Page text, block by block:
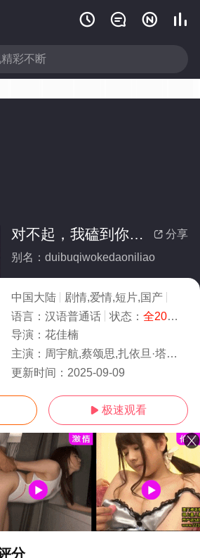
   
 分享
对不起，我磕到你了(全集)
别名：duibuqiwokedaoniliao
中国大陆 剧情,爱情,短片,国产
语言： 汉语普通话 状态： 全20集
导演： 花佳楠
主演： 周宇航,蔡颂思,扎依旦·塔依尔,仇梓屹,仇永力
更新时间： 2025-09-09
 极速观看
分